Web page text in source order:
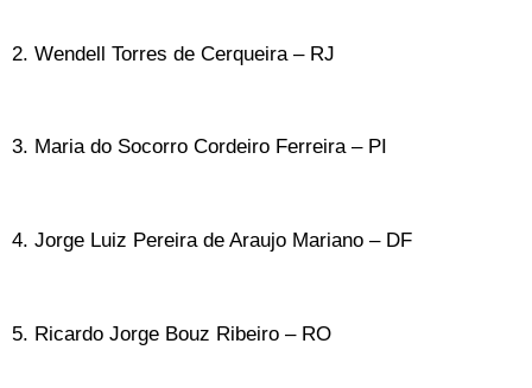
2. Wendell Torres de Cerqueira – RJ
3. Maria do Socorro Cordeiro Ferreira – PI
4. Jorge Luiz Pereira de Araujo Mariano – DF
5. Ricardo Jorge Bouz Ribeiro – RO